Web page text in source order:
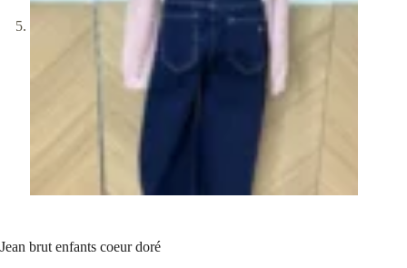
Jean brut enfants coeur doré